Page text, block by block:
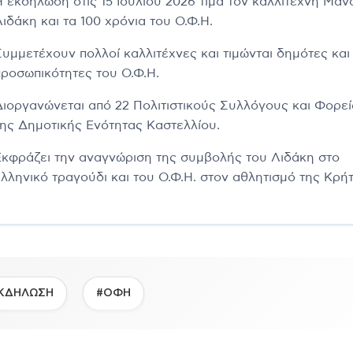
και τα 100 χρόνια του Ο.Φ.Η.
πολλοί καλλιτέχνες και τιμώνται δημότες και
του Ο.Φ.Η.
από 22 Πολιτιστικούς Συλλόγους και
Δημοτικής Ενότητας Καστελλίου.
την αναγνώριση της συμβολής του Λιδάκη στο
τραγούδι και του Ο.Φ.Η. στον αθλητισμό της
#ΟΦΗ